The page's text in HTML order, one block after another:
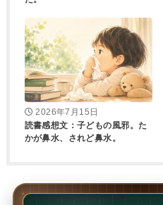
2026年7月15日
読書感想文：子どもの風邪。た
かが鼻水、されど鼻水。